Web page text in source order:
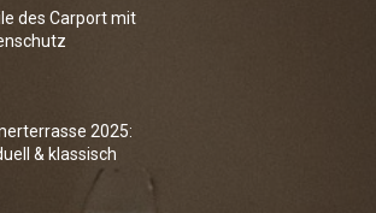
des Carport mit
2025:
& klassisch